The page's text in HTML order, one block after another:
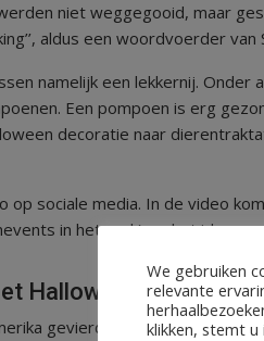
niet weggegooid, maar
aldus een woordvoerder van
namelijk een lekkernij. Onder
Een pompoen is erg
decoratie naar
sociale media. In de video
in het park) op het idee
Halloween?
gevierd. Inmiddels is deze
We gebruiken
relevante
klikken, stemt u